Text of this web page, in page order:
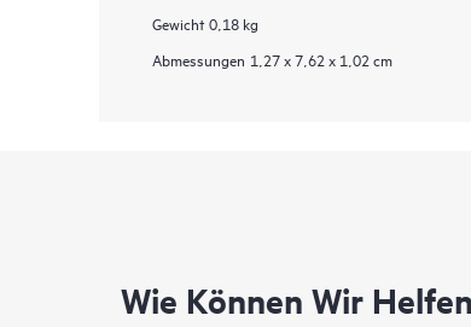
Gewicht 0,18 kg
Abmessungen 1,27 x 7,62 x 1,02 cm
Wie Können Wir Helfen